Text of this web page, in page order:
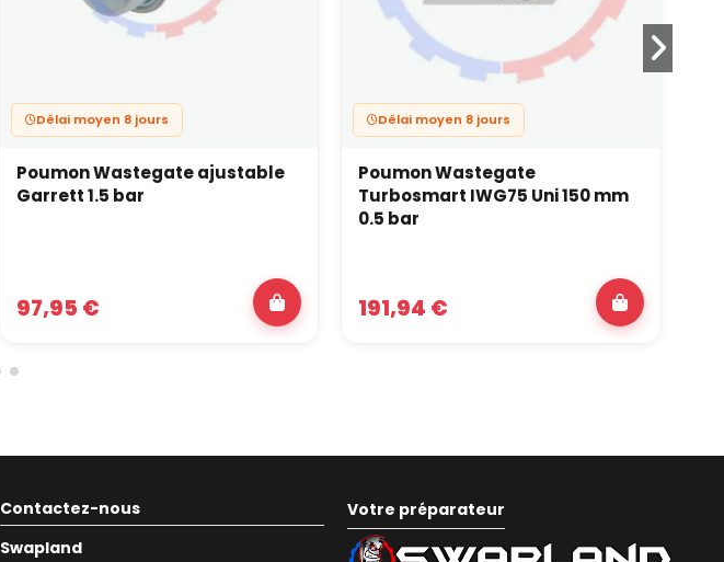
Délai moyen 8 jours
Poumon Wastegate ajustable
Garrett 1.5 bar
97,95 €
Délai moyen 8 jours
Poumon Wastegate
Turbosmart IWG75 Uni 150 mm
0.5 bar
191,94 €
Contactez-nous
Swapland
Votre préparateur